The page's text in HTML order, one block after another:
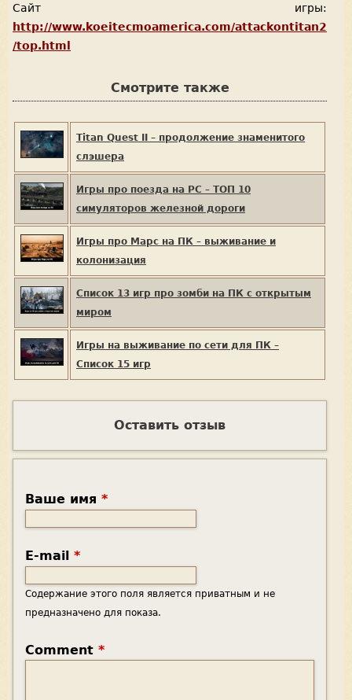
Сайт игры:
http://www.koeitecmoamerica.com/attackontitan2
/top.html
Смотрите также
Titan Quest II – продолжение знаменитого
слэшера
Игры про поезда на PC – ТОП 10
симуляторов железной дороги
Игры про Марс на ПК – выживание и
колонизация
Список 13 игр про зомби на ПК с открытым
миром
Игры на выживание по сети для ПК –
Список 15 игр
Оставить отзыв
Ваше имя *
E-mail *
Содержание этого поля является приватным и не
предназначено для показа.
Comment *